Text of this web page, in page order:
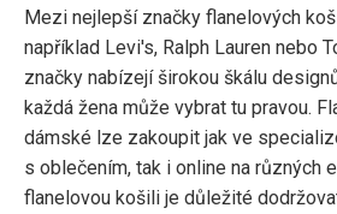
Mezi nejlepší značky flanelových
například Levi's, Ralph Lauren nebo
značky nabízejí širokou škálu
každá žena může vybrat tu pravou.
dámské lze zakoupit jak ve
s oblečením, tak i online na různých
flanelovou košili je důležité